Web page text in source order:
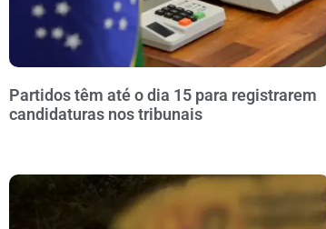
Partidos têm até o dia 15 para registrarem
candidaturas nos tribunais